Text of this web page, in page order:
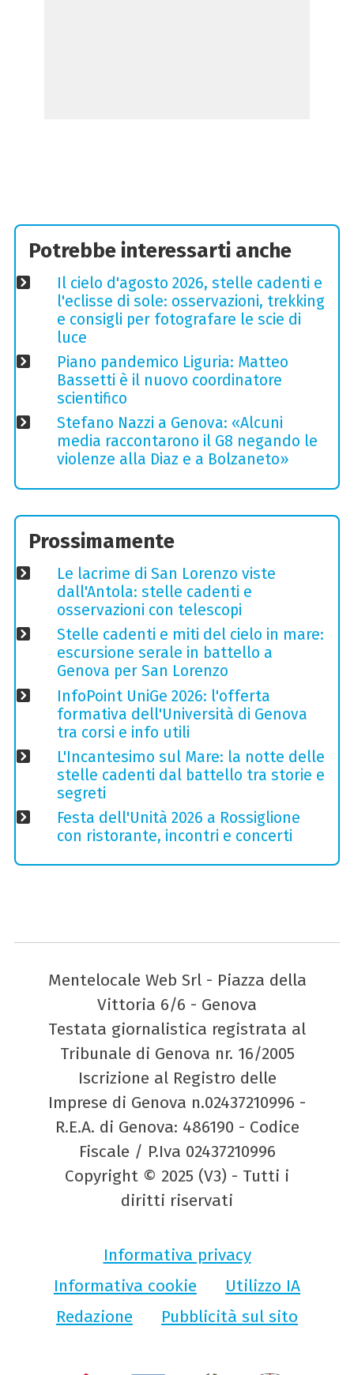
Potrebbe interessarti anche
Il cielo d'agosto 2026, stelle cadenti e
l'eclisse di sole: osservazioni, trekking
e consigli per fotografare le scie di
luce
Piano pandemico Liguria: Matteo
Bassetti è il nuovo coordinatore
scientifico
Stefano Nazzi a Genova: «Alcuni
media raccontarono il G8 negando le
violenze alla Diaz e a Bolzaneto»
Prossimamente
Le lacrime di San Lorenzo viste
dall'Antola: stelle cadenti e
osservazioni con telescopi
Stelle cadenti e miti del cielo in mare:
escursione serale in battello a
Genova per San Lorenzo
InfoPoint UniGe 2026: l'offerta
formativa dell'Università di Genova
tra corsi e info utili
L'Incantesimo sul Mare: la notte delle
stelle cadenti dal battello tra storie e
segreti
Festa dell'Unità 2026 a Rossiglione
con ristorante, incontri e concerti
Mentelocale Web Srl - Piazza della
Vittoria 6/6 - Genova
Testata giornalistica registrata al
Tribunale di Genova nr. 16/2005
Iscrizione al Registro delle
Imprese di Genova n.02437210996 -
R.E.A. di Genova: 486190 - Codice
Fiscale / P.Iva 02437210996
Copyright © 2025 (V3) - Tutti i
diritti riservati
Informativa privacy
Informativa cookie
Utilizzo IA
Redazione
Pubblicità sul sito